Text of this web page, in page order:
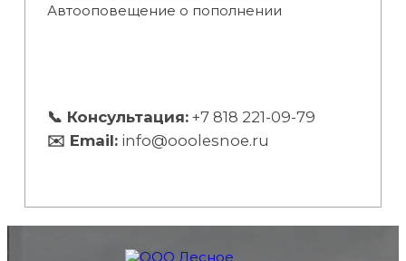
Автооповещение о пополнении
📞 Консультация:+7 818 221-09-79
✉️ Email: info@ooolesnoe.ru